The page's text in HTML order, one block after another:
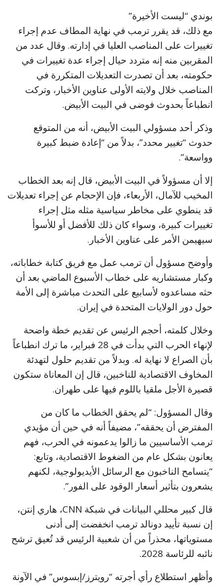
بوندي “ليست الأخيرة”
مع ذلك، قد يقرر ترمب في نهاية المطاف عدم إجراء
تغييرات على المناصب العليا في إدارته. وقال عدد من
المقربين منه إنه متردد حيال إجراء عدة تغييرات في
حكومته، بعد أن تصدرت التعديلات المتكررة في
المناصب خلال ولايته الأولى عناوين الأخبار، وتركت
انطباعاً بحدوث فوضى في البيت الأبيض.
وذكر أحد مسؤولي البيت الأبيض، أنه من المتوقع
حدوث “تغيير محدد”، بدلاً من “إعادة ضبط كبيرة
وواسعة”.
إلا أن مسؤولاً في البيت الأبيض، قال إنه بعد الخطاب
المخيب للآمال، الأربعاء، فإن الإحجام عن إجراء تعديلات
قد ينطوي على مخاطر سياسية مثله مثل إجراء
تغييرات كبيرة، وسواء كان ذلك للأفضل أو للأسوأ
سيهيمن الأمر على عناوين الأخبار.
وأوضح مسؤول أن ترمب عمل مع فريق كتابة خطاباته،
وكبار مستشاريه على خطاب الأسبوع الماضي بعد أن
حثه مساعدوه لأسابيع على التحدث مباشرة إلى الأمة
حول دور الولايات المتحدة في إيران.
وخلال كلمته، أحجم الرئيس عن تقديم خطة واضحة
لإنهاء الحرب التي بدأت في 28 فبراير، ما ترك انطباعاً
بأن الصراع لا نهاية له. وبدلاً من تقديم حلول لتهدئة
المخاوف الاقتصادية للناخبين، قال إن المعاناة ستكون
قصيرة الأجل ملقيا باللوم فيها على طهران.
وقال المسؤول: “لم يحقق الخطاب ما كان من
المفترض أن يحققه”، مضيفاً أنه في حين أن مؤيدي
ترمب الأساسيين ما زالوا يدعمونه في الحرب، فهم
يعانون بشكل عام من الضغوط الاقتصادية، وتابع:
“يتسامح الناخبون مع الرسائل الأيديولوجية، لكنهم
يشعرون بتأثير أسعار الوقود على الفور”.
قال كبير محللي البيانات في شبكة CNN، هاري إنتن،
إن نسبة تأييد دونالد ترمب انخفضت إلى أدنى
مستوياتها، محذراً من أن شعبية الرئيس قد تُعيق ترشح
نائبه للرئاسة 2028.
وأظهر استطلاع رأي أجرته “رويترز/إبسوس” في الآونة